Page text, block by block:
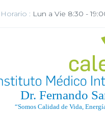
Horario : Lun a Vie 8:30 -